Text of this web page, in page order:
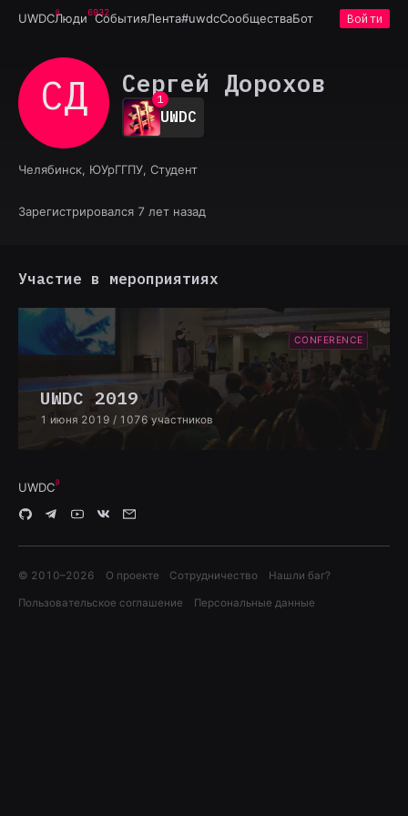
UWDCЛюди6932
СобытияЛента#uwdcСообществаБот Войти
СД Сергей Дорохов
0
1
2
3
5
7
UWDC
Челябинск, ЮУрГГПУ, Студент
Зарегистрировался 7 лет назад
Участие в мероприятиях
CONFERENCE
UWDC 2019
1 июня 2019 / 1076 участников
UWDC
© 2010–2026 О проекте Сотрудничество Нашли баг?
Пользовательское соглашение Персональные данные